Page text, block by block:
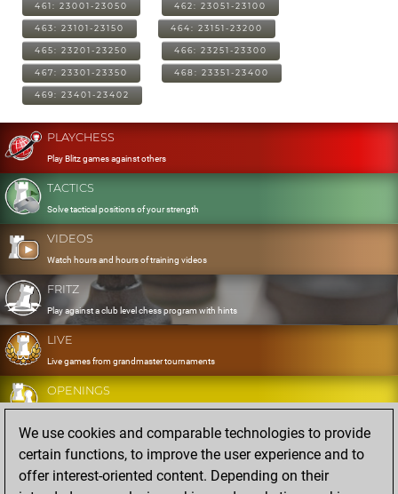
461: 23001-23050 462: 23051-23100
463: 23101-23150 464: 23151-23200
465: 23201-23250 466: 23251-23300
467: 23301-23350 468: 23351-23400
469: 23401-23402
PLAYCHESS
Play Blitz games against others
TACTICS
Solve tactical positions of your strength
VIDEOS
Watch hours and hours of training videos
FRITZ
Play against a club level chess program with hints
LIVE
Live games from grandmaster tournaments
OPENINGS
Develop and exercise your openings
DATABASE
Eight million strong games
We use cookies and comparable technologies to provide
certain functions, to improve the user experience and to
offer interest-oriented content. Depending on their